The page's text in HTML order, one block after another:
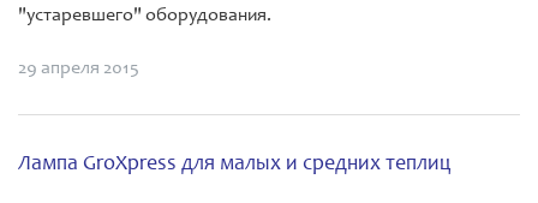
"устаревшего" оборудования.
29 апреля 2015
Лампа GroXpress для малых и средних теплиц